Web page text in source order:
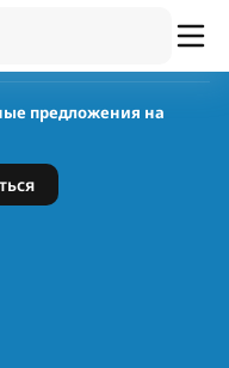
предложения на